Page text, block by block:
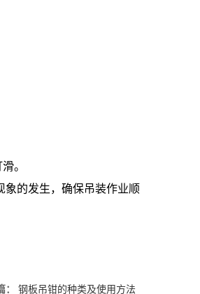
。
的发生，确保吊装作业顺
： 钢板吊钳的种类及使用方法